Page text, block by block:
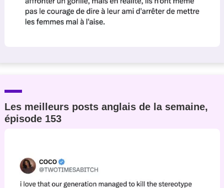
Les meilleurs posts anglais de la semaine,
épisode 153